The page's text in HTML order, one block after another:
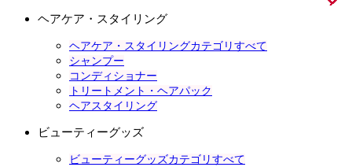
ヘアケア・スタイリング
ヘアケア・スタイリングカテゴリすべて
シャンプー
コンディショナー
トリートメント・ヘアパック
ヘアスタイリング
ビューティーグッズ
ビューティーグッズカテゴリすべて